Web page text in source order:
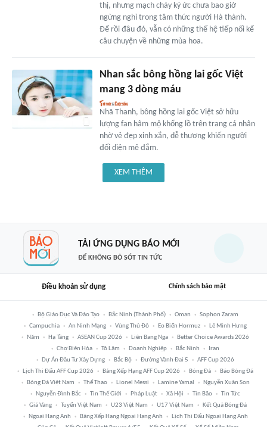
thị, nhưng mạch chảy ký ức chưa bao giờ
ngừng nghỉ trong tâm thức người Hà thành.
Để rồi đâu đó, vẫn có những thế hệ tiếp nối kể
câu chuyện về những mùa hoa.
Nhan sắc bông hồng lai gốc Việt
mang 3 dòng máu
Nhã Thanh, bông hồng lai gốc Việt sở hữu
lượng fan hâm mộ khổng lồ trên trang cá nhân
nhờ vẻ đẹp xinh xắn, dễ thương khiến người
đối diện mê đắm.
XEM THÊM
TẢI ỨNG DỤNG BÁO MỚI
ĐỂ KHÔNG BỎ SÓT TIN TỨC
Điều khoản sử dụng Chính sách bảo mật
Bộ Giáo Dục Và Đào Tạo Bắc Ninh (thành Phố) Oman
Sophon Zaram
Campuchia
An Ninh Mạng Vùng Thủ Đô Eo Biển Hormuz
Lê Minh Hưng
Năm
Hạ Tầng ASEAN Cup 2026 Liên Bang Nga
Better Choice Awards 2026
Chợ Biên Hòa
Tô Lâm Doanh Nghiệp Bắc Ninh
Iran
Dự Án Đầu Tư Xây Dựng
Bắc Bộ Đường Vành Đai 5
AFF Cup 2026
Lịch Thi Đấu AFF Cup 2026
Bảng Xếp Hạng AFF Cup 2026 Bóng Đá
Báo Bóng Đá
Bóng Đá Việt Nam
Thể Thao Lionel Messi Lamine Yamal
Nguyễn Xuân Son
Nguyễn Đình Bắc
Tin Thế Giới Pháp Luật Xã Hội Tin Bão
Tin Tức
Giá Vàng
Tuyển Việt Nam U23 Việt Nam U17 Việt Nam
Kết Quả Bóng Đá
Ngoại Hạng Anh
Bảng Xếp Hạng Ngoại Hạng Anh
Lịch Thi Đấu Ngoại Hạng Anh